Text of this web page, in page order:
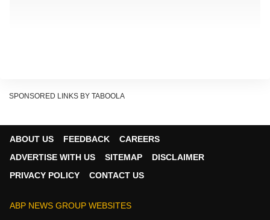
SPONSORED LINKS BY TABOOLA
ABOUT US FEEDBACK
CAREERS
ADVERTISE WITH US
SITEMAP
DISCLAIMER
PRIVACY POLICY
CONTACT US
ABP NEWS GROUP WEBSITES